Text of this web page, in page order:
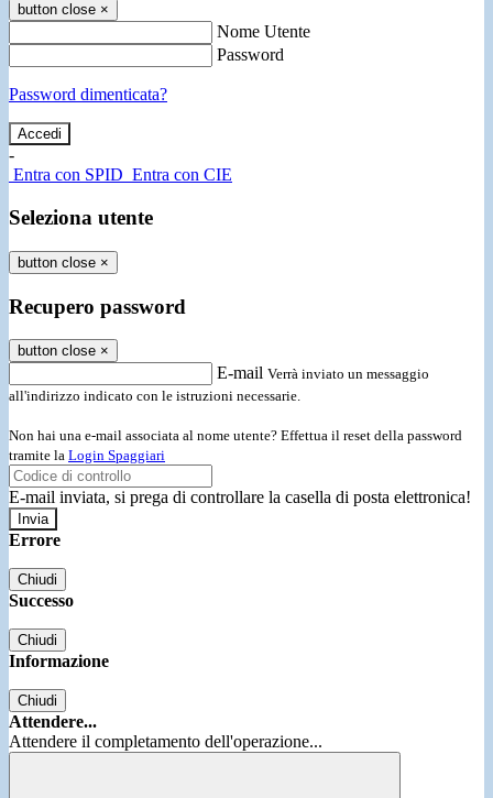
button close ×
Nome Utente
Password
Password dimenticata?
-
Entra con SPID Entra con CIE
Seleziona utente
button close ×
Recupero password
button close ×
E-mail Verrà inviato un messaggio
all'indirizzo indicato con le istruzioni necessarie.
Non hai una e-mail associata al nome utente? Effettua il reset della password
tramite la Login Spaggiari
E-mail inviata, si prega di controllare la casella di posta elettronica!
Errore
Chiudi
Successo
Chiudi
Informazione
Chiudi
Attendere...
Attendere il completamento dell'operazione...